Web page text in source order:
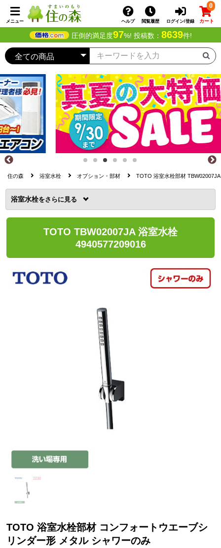
メニュー ヘルプ 閲覧履歴 ログイン/登録
0
カート
圧倒的満足度97%! 投稿数： 8639件!
住の森 浴室水栓 オプション・部材 TOTO 浴室水栓部材 TBW02007JA
浴室水栓を
TOTO TBW02007JA 浴室水栓
4940577209016
TOTO 浴室水栓部材 コンフォートウエーブシ
リンダー形 メタル シャワーのみ